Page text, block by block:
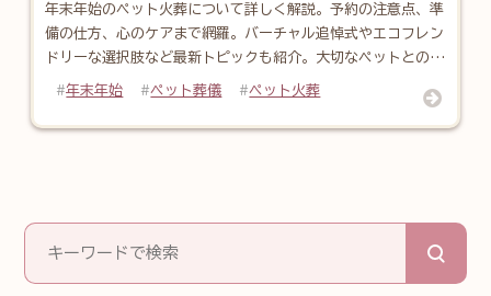
年末年始のペット火葬について詳しく解説。予約の注意点、準
備の仕方、心のケアまで網羅。バーチャル追悼式やエコフレン
ドリーな選択肢など最新トピックも紹介。大切なペットとの別
れを乗り越えるための必読ガイド。
年末年始 ペット葬儀 ペット火葬